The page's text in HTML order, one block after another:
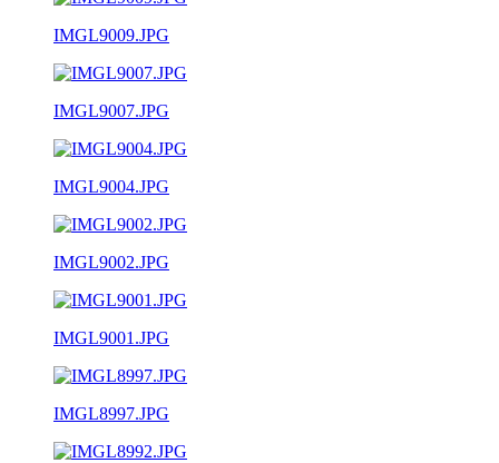
IMGL9009.JPG
IMGL9007.JPG
IMGL9004.JPG
IMGL9002.JPG
IMGL9001.JPG
IMGL8997.JPG